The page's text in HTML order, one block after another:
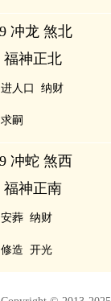
冲龙 煞北
福神正北
进人口 纳财
求嗣
冲蛇 煞西
福神正南
安葬 纳财
修造 开光